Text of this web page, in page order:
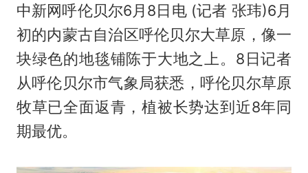
中新网呼伦贝尔6月8日电 (记者 张玮)6月
初的内蒙古自治区呼伦贝尔大草原，像一
块绿色的地毯铺陈于大地之上。8日记者
从呼伦贝尔市气象局获悉，呼伦贝尔草原
牧草已全面返青，植被长势达到近8年同
期最优。